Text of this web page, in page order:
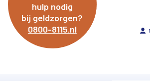
hulp nodig
bij geldzorgen?
0800-8115.nl